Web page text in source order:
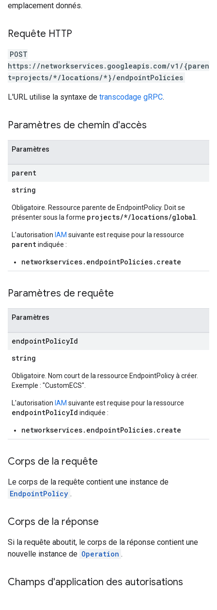
emplacement donnés.
Requête HTTP
POST
https://networkservices.googleapis.com/v1/{paren
t=projects/*/locations/*}/endpointPolicies
L'URL utilise la syntaxe de transcodage gRPC.
Paramètres de chemin d'accès
Paramètres
parent
string
Obligatoire. Ressource parente de EndpointPolicy. Doit se
présenter sous la forme projects/*/locations/global
L'autorisation IAM suivante est requise pour la ressource
parentindiquée :
networkservices.endpointPolicies.create
Paramètres de requête
Paramètres
endpointPolicyId
string
Obligatoire. Nom court de la ressource EndpointPolicy à créer.
Exemple : "CustomECS".
L'autorisation IAM suivante est requise pour la ressource
endpointPolicyId indiquée :
networkservices.endpointPolicies.create
Corps de la requête
Le corps de la requête contient une instance de
EndpointPolicy .
Corps de la réponse
Si la requête aboutit, le corps de la réponse contient une
nouvelle instance de Operation .
Champs d'application des autorisations